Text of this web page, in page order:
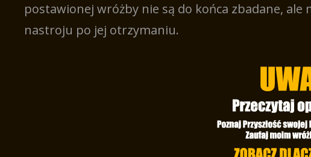
postawionej wróżby nie są do końca zbadane,
nastroju po jej otrzymaniu.